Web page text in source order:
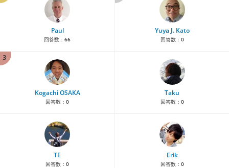
Paul
回答数： 66
Yuya J. Kato
回答数： 0
3
Kogachi OSAKA
回答数： 0
Taku
回答数： 0
TE
回答数： 0
Erik
回答数： 0